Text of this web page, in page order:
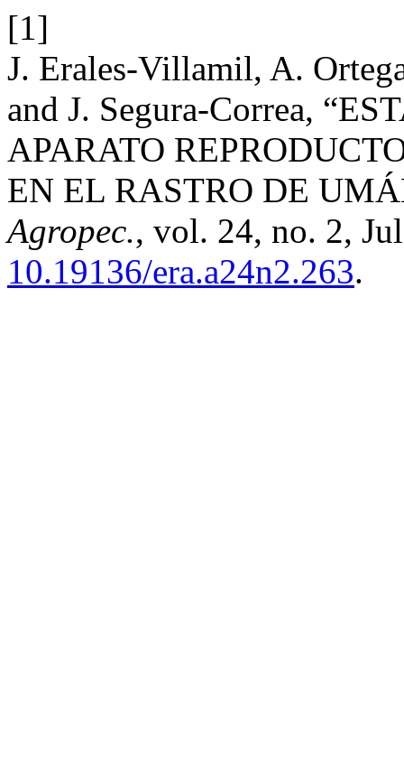
[1]
J. Erales-Villamil, A.
and J. Segura-Correa,
APARATO
EN EL RASTRO DE
Agropec., vol. 24, no. 2,
10.19136/era.a24n2.263.